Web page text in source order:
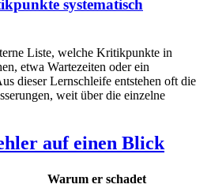
systematisch
Liste, welche Kritikpunkte in
etwa Wartezeiten oder ein
dieser Lernschleife entstehen oft die
weit über die einzelne
auf einen Blick
Warum er schadet